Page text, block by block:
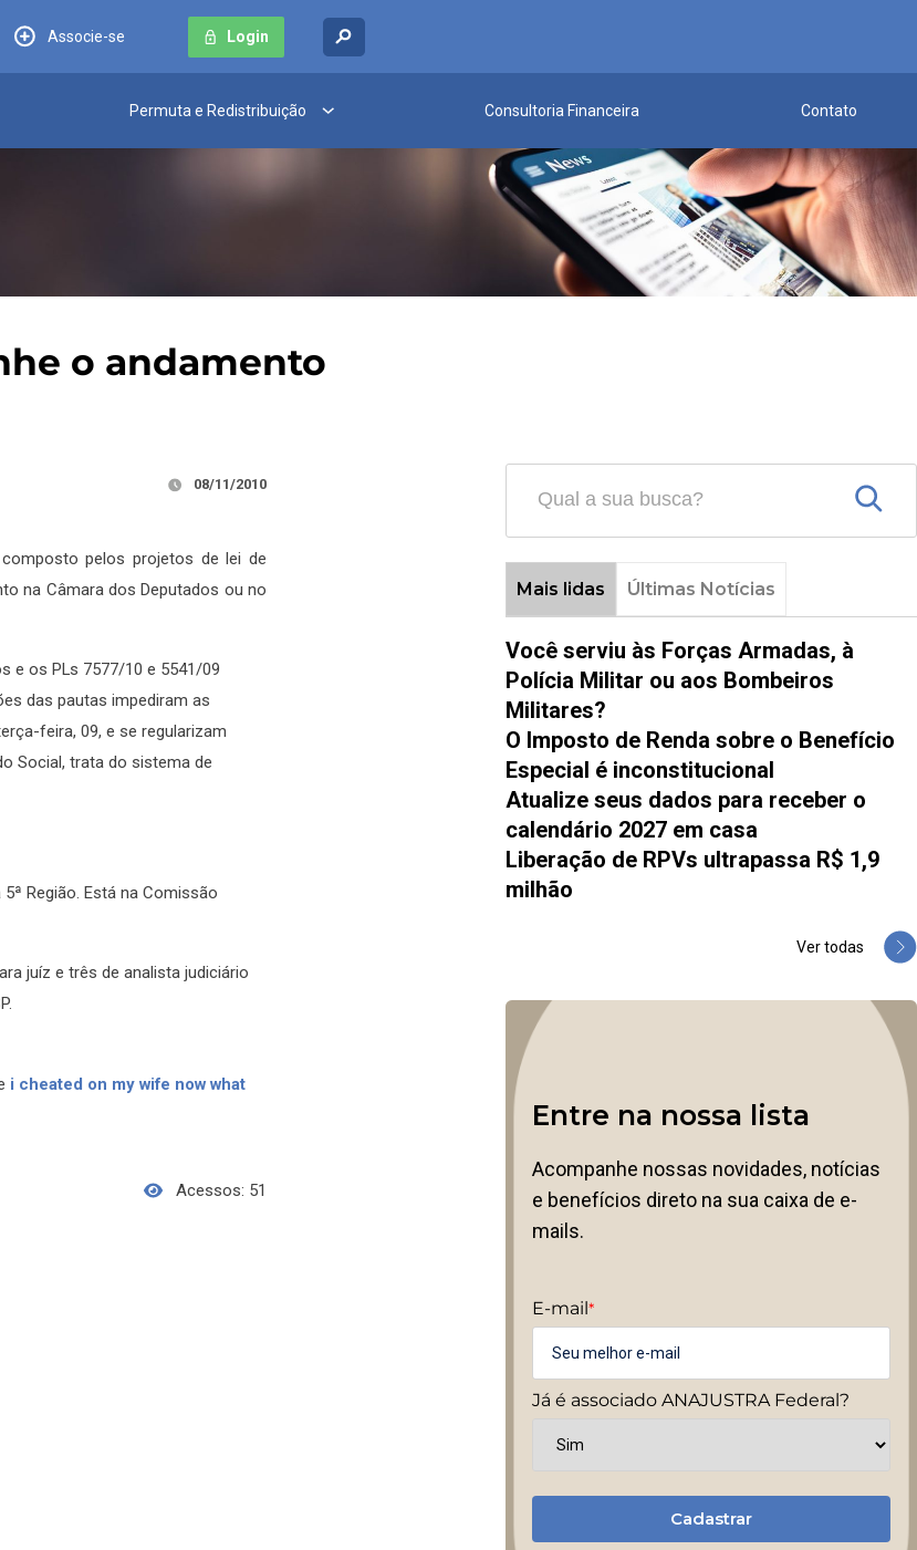
Associe-se Login
Permuta e Redistribuição Consultoria Financeira Contato
o andamento
08/11/2010
composto pelos projetos de lei de
na Câmara dos Deputados ou no
e os PLs 7577/10 e 5541/09
das pautas impediram as
feira, 09, e se regularizam
Social, trata do sistema de
Região. Está na Comissão
juíz e três de analista judiciário
i cheated on my wife now what
Acessos: 51
Mais lidas Últimas Notícias
Você serviu às Forças Armadas, à
Polícia Militar ou aos Bombeiros
Militares?
O Imposto de Renda sobre o Benefício
Especial é inconstitucional
Atualize seus dados para receber o
calendário 2027 em casa
Liberação de RPVs ultrapassa R$ 1,9
milhão
Ver todas
Entre na nossa lista
Acompanhe nossas novidades, notícias
e benefícios direto na sua caixa de e-
mails.
E-mail *
Já é associado ANAJUSTRA Federal?
Cadastrar